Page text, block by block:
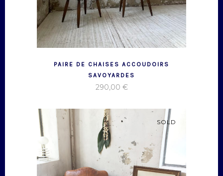
PAIRE DE CHAISES ACCOUDOIRS
SAVOYARDES
290,00 €
SOLD